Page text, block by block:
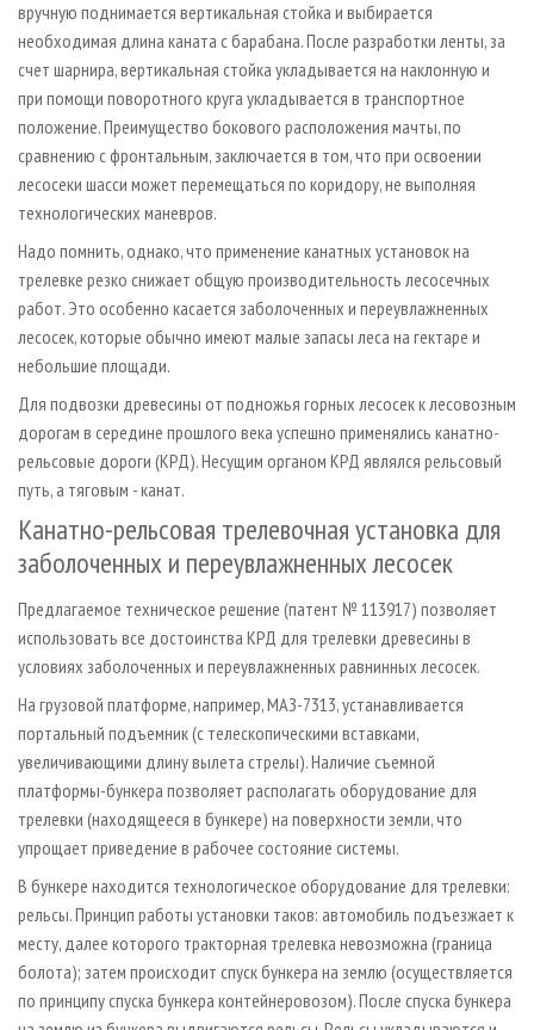
вручную поднимается вертикальная стойка и выбирается
необходимая длина каната с барабана. После разработки ленты, за
счет шарнира, вертикальная стойка укладывается на наклонную и
при помощи поворотного круга укладывается в транспортное
положение. Преимущество бокового расположения мачты, по
сравнению с фронтальным, заключается в том, что при освоении
лесосеки шасси может перемещаться по коридору, не выполняя
технологических маневров.
Надо помнить, однако, что применение канатных установок на
трелевке резко снижает общую производительность лесосечных
работ. Это особенно касается заболоченных и переувлажненных
лесосек, которые обычно имеют малые запасы леса на гектаре и
небольшие площади.
Для подвозки древесины от подножья горных лесосек к лесовозным
дорогам в середине прошлого века успешно применялись канатно-
рельсовые дороги (КРД). Несущим органом КРД являлся рельсовый
путь, а тяговым - канат.
Канатно-рельсовая трелевочная установка для
заболоченных и переувлажненных лесосек
Предлагаемое техническое решение (патент № 113917) позволяет
использовать все достоинства КРД для трелевки древесины в
условиях заболоченных и переувлажненных равнинных лесосек.
На грузовой платформе, например, МАЗ­-7313, устанавливается
портальный подъемник (с телескопическими вставками,
увеличивающими длину вылета стрелы). Наличие съемной
платформы-бункера позволяет располагать оборудование для
трелевки (находящееся в бункере) на поверхности земли, что
упрощает приведение в рабочее состояние системы.
В бункере находится технологическое оборудование для трелевки:
рельсы. Принцип работы установки таков: автомобиль подъезжает к
месту, далее которого тракторная трелевка невозможна (граница
болота); затем происходит спуск бункера на землю (осуществляется
по принципу спуска бункера контейнеровозом). После спуска бункера